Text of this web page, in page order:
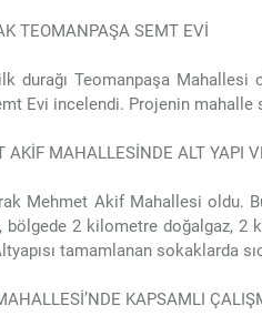
TEOMANPAŞA SEMT EVİ
durağı Teomanpaşa Mahallesi
Evi incelendi. Projenin
AKİF MAHALLESİNDE ALT YAPI
Mehmet Akif Mahallesi oldu.
bölgede 2 kilometre doğalgaz, 2
tamamlanan sokaklarda
KAPSAMLI